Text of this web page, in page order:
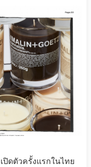
ปิดตัวครั้งแรกในไทย